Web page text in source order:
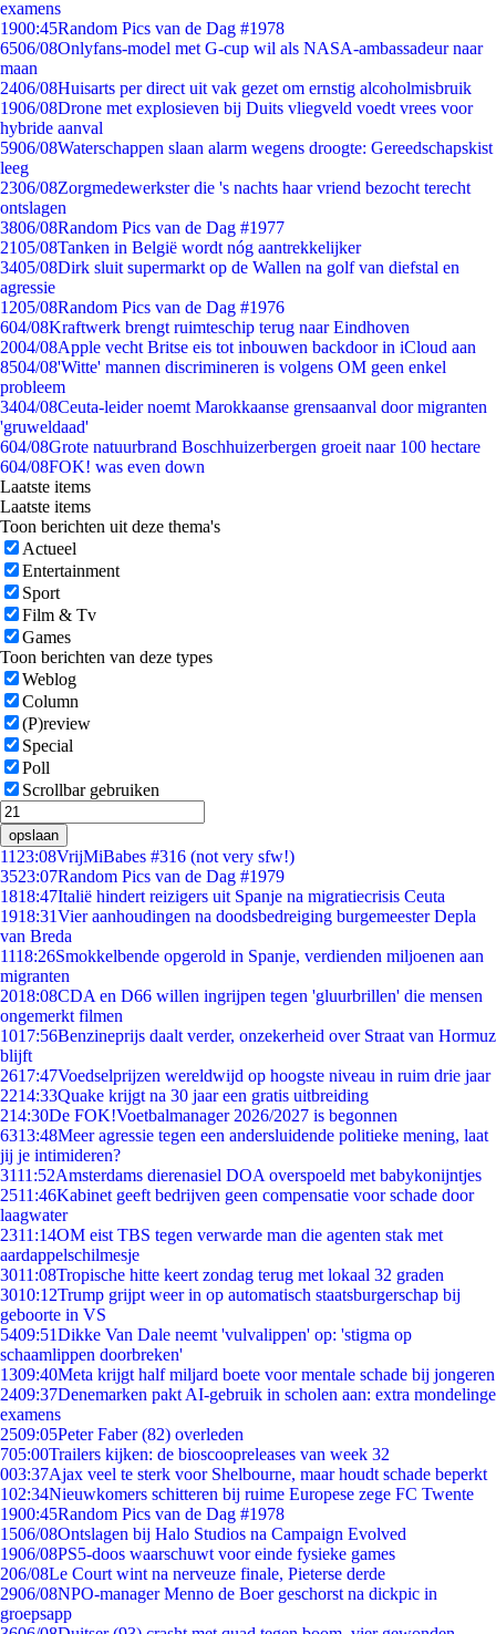
examens
1900:45Random Pics van de Dag #1978
6506/08Onlyfans-model met G-cup wil als NASA-ambassadeur naar
maan
2406/08Huisarts per direct uit vak gezet om ernstig alcoholmisbruik
1906/08Drone met explosieven bij Duits vliegveld voedt vrees voor
hybride aanval
5906/08Waterschappen slaan alarm wegens droogte: Gereedschapskist
leeg
2306/08Zorgmedewerkster die 's nachts haar vriend bezocht terecht
ontslagen
3806/08Random Pics van de Dag #1977
2105/08Tanken in België wordt nóg aantrekkelijker
3405/08Dirk sluit supermarkt op de Wallen na golf van diefstal en
agressie
1205/08Random Pics van de Dag #1976
604/08Kraftwerk brengt ruimteschip terug naar Eindhoven
2004/08Apple vecht Britse eis tot inbouwen backdoor in iCloud aan
8504/08'Witte' mannen discrimineren is volgens OM geen enkel
probleem
3404/08Ceuta-leider noemt Marokkaanse grensaanval door migranten
'gruweldaad'
604/08Grote natuurbrand Boschhuizerbergen groeit naar 100 hectare
604/08FOK! was even down
Laatste items
Laatste items
Toon berichten uit deze thema's
Actueel
Entertainment
Sport
Film & Tv
Games
Toon berichten van deze types
Weblog
Column
(P)review
Special
Poll
Scrollbar gebruiken
opslaan
11 23:08VrijMiBabes #316 (not very sfw!)
3523:07Random Pics van de Dag #1979
1818:47Italië hindert reizigers uit Spanje na migratiecrisis Ceuta
1918:31Vier aanhoudingen na doodsbedreiging burgemeester Depla
van Breda
1118:26Smokkelbende opgerold in Spanje, verdienden miljoenen aan
migranten
2018:08CDA en D66 willen ingrijpen tegen 'gluurbrillen' die mensen
ongemerkt filmen
1017:56Benzineprijs daalt verder, onzekerheid over Straat van Hormuz
blijft
2617:47Voedselprijzen wereldwijd op hoogste niveau in ruim drie jaar
2214:33Quake krijgt na 30 jaar een gratis uitbreiding
214:30De FOK!Voetbalmanager 2026/2027 is begonnen
6313:48Meer agressie tegen een andersluidende politieke mening, laat
jij je intimideren?
3111:52Amsterdams dierenasiel DOA overspoeld met babykonijntjes
2511:46Kabinet geeft bedrijven geen compensatie voor schade door
laagwater
2311:14OM eist TBS tegen verwarde man die agenten stak met
aardappelschilmesje
3011:08Tropische hitte keert zondag terug met lokaal 32 graden
3010:12Trump grijpt weer in op automatisch staatsburgerschap bij
geboorte in VS
5409:51Dikke Van Dale neemt 'vulvalippen' op: 'stigma op
schaamlippen doorbreken'
1309:40Meta krijgt half miljard boete voor mentale schade bij jongeren
2409:37Denemarken pakt AI-gebruik in scholen aan: extra mondelinge
examens
2509:05Peter Faber (82) overleden
705:00Trailers kijken: de bioscoopreleases van week 32
003:37Ajax veel te sterk voor Shelbourne, maar houdt schade beperkt
102:34Nieuwkomers schitteren bij ruime Europese zege FC Twente
1900:45Random Pics van de Dag #1978
1506/08Ontslagen bij Halo Studios na Campaign Evolved
1906/08PS5-doos waarschuwt voor einde fysieke games
206/08Le Court wint na nerveuze finale, Pieterse derde
2906/08NPO-manager Menno de Boer geschorst na dickpic in
groepsapp